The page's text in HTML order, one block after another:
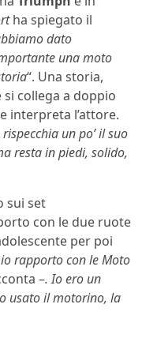
ha spiegato il
dato
una moto
“. Una storia,
collega a doppio
interpreta l’attore.
un po’ il suo
resta in piedi, solido,
sui set
con le due ruote
per poi
rapporto con le Moto
–. Io ero un
usato il motorino, la